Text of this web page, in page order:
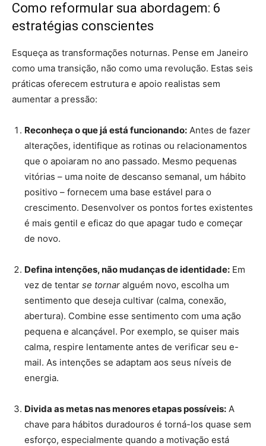
Como reformular sua abordagem: 6
estratégias conscientes
Esqueça as transformações noturnas. Pense em Janeiro
como uma transição, não como uma revolução. Estas seis
práticas oferecem estrutura e apoio realistas sem
aumentar a pressão:
Reconheça o que já está funcionando: Antes de fazer
alterações, identifique as rotinas ou relacionamentos
que o apoiaram no ano passado. Mesmo pequenas
vitórias – uma noite de descanso semanal, um hábito
positivo – fornecem uma base estável para o
crescimento. Desenvolver os pontos fortes existentes
é mais gentil e eficaz do que apagar tudo e começar
de novo.
Defina intenções, não mudanças de identidade: Em
vez de tentar se tornar alguém novo, escolha um
sentimento que deseja cultivar (calma, conexão,
abertura). Combine esse sentimento com uma ação
pequena e alcançável. Por exemplo, se quiser mais
calma, respire lentamente antes de verificar seu e-
mail. As intenções se adaptam aos seus níveis de
energia.
Divida as metas nas menores etapas possíveis: A
chave para hábitos duradouros é torná-los quase sem
esforço, especialmente quando a motivação está